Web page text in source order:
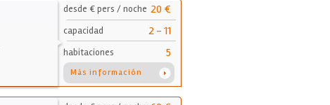
desde € pers / noche 20 €
capacidad 2 - 11
habitaciones 5
Más información